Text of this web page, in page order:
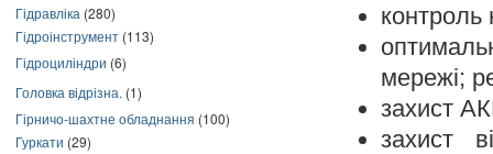
Гідравліка (280)
Гідроінструмент (113)
Гідроциліндри (6)
Головка відрізна. (1)
Гірничо-шахтне обладнання (100)
Гуркати (29)
контроль
мережі;
захист
захист